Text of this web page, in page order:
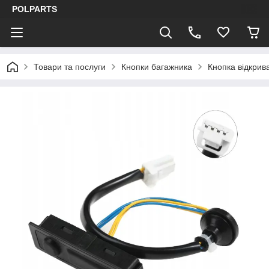
POLPARTS
Товари та послуги Кнопки багажника Кнопка